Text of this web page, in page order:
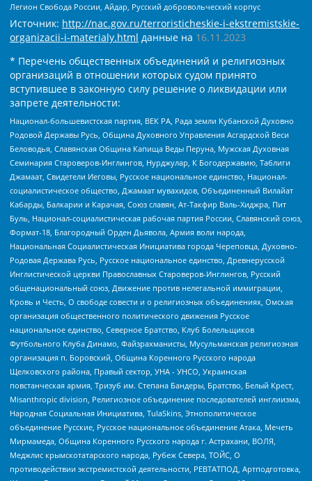
Легион Свобода России, Айдар, Русский добровольческий корпус
Источник: http://nac.gov.ru/terroristicheskie-i-ekstremistskie-
organizacii-i-materialy.html данные на 16.11.2023
* Перечень общественных объединений и религиозных
организаций в отношении которых судом принято
вступившее в законную силу решение о ликвидации или
запрете деятельности:
Национал-большевистская партия, ВЕК РА, Рада земли Кубанской Духовно
Родовой Державы Русь, Община Духовного Управления Асгардской Веси
Беловодья, Славянская Община Капища Веды Перуна, Мужская Духовная
Семинария Староверов-Инглингов, Нурджулар, К Богодержавию, Таблиги
Джамаат, Свидетели Иеговы, Русское национальное единство, Национал-
социалистическое общество, Джамаат мувахидов, Объединенный Вилайат
Кабарды, Балкарии и Карачая, Союз славян, Ат-Такфир Валь-Хиджра, Пит
Буль, Национал-социалистическая рабочая партия России, Славянский союз,
Формат-18, Благородный Орден Дьявола, Армия воли народа,
Национальная Социалистическая Инициатива города Череповца, Духовно-
Родовая Держава Русь, Русское национальное единство, Древнерусской
Инглистической церкви Православных Староверов-Инглингов, Русский
общенациональный союз, Движение против нелегальной иммиграции,
Кровь и Честь, О свободе совести и о религиозных объединениях, Омская
организация общественного политического движения Русское
национальное единство, Северное Братство, Клуб Болельщиков
Футбольного Клуба Динамо, Файзрахманисты, Мусульманская религиозная
организация п. Боровский, Община Коренного Русского народа
Щелковского района, Правый сектор, УНА - УНСО, Украинская
повстанческая армия, Тризуб им. Степана Бандеры, Братство, Белый Крест,
Misanthropic division, Религиозное объединение последователей инглиизма,
Народная Социальная Инициатива, TulaSkins, Этнополитическое
объединение Русские, Русское национальное объединение Атака, Мечеть
Мирмамеда, Община Коренного Русского народа г. Астрахани, ВОЛЯ,
Меджлис крымскотатарского народа, Рубеж Севера, ТОЙС, О
противодействии экстремистской деятельности, РЕВТАТПОД, Артподготовка,